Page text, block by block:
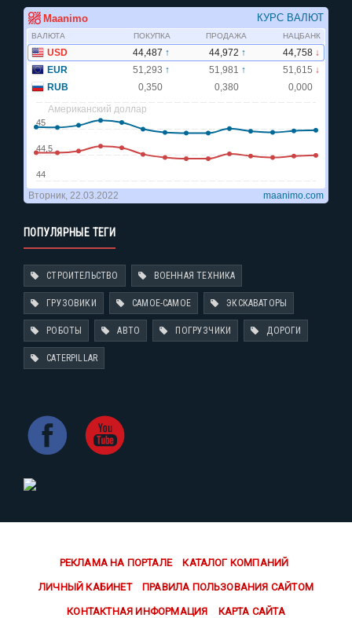
ПОПУЛЯРНЫЕ ТЕГИ
СТРОИТЕЛЬСТВО ВОЕННАЯ ТЕХНИКА
ГРУЗОВИКИ САМОЕ-САМОЕ ЭКСКАВАТОРЫ
РОБОТЫ АВТО ПОГРУЗЧИКИ ДОРОГИ
CATERPILLAR
РЕКЛАМА НА ПОРТАЛЕ КАТАЛОГ КОМПАНИЙ
ЛИЧНЫЙ КАБИНЕТ ПРАВИЛА ПОЛЬЗОВАНИЯ САЙТОМ
КОНТАКТНАЯ ИНФОРМАЦИЯ КАРТА САЙТА